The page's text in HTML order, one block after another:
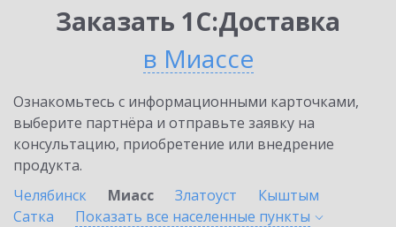
Заказать 1С:Доставка
в Миассе
Ознакомьтесь с информационными карточками,
выберите партнёра и отправьте заявку на
консультацию, приобретение или внедрение
продукта.
Челябинск
Миасс Златоуст
Кыштым
Сатка
Показать все населенные пункты